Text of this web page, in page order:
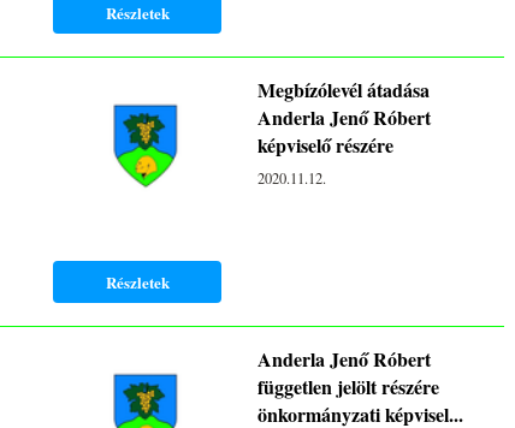
Részletek
Megbízólevél átadása
Anderla Jenő Róbert
képviselő részére
2020.11.12.
Részletek
Anderla Jenő Róbert
független jelölt részére
önkormányzati képvisel...